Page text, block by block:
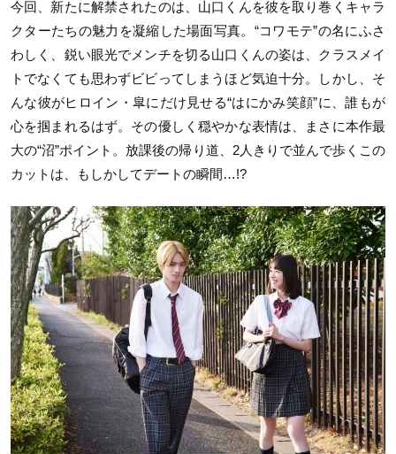
今回、新たに解禁されたのは、山口くんを彼を取り巻くキャラ
クターたちの魅力を凝縮した場面写真。“コワモテ”の名にふさ
わしく、鋭い眼光でメンチを切る山口くんの姿は、クラスメイ
トでなくても思わずビビってしまうほど気迫十分。しかし、そ
んな彼がヒロイン・皐にだけ見せる“はにかみ笑顔”に、誰もが
心を掴まれるはず。その優しく穏やかな表情は、まさに本作最
大の“沼”ポイント。放課後の帰り道、2人きりで並んで歩くこの
カットは、もしかしてデートの瞬間…!?